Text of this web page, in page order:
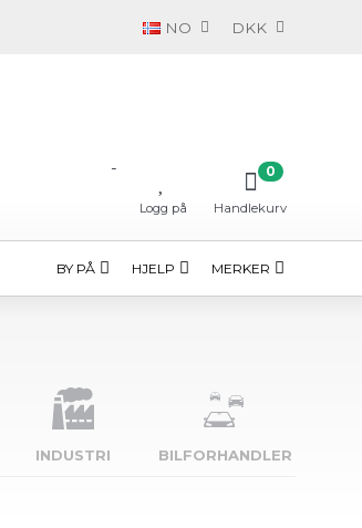
NO DKK
-
Logg på Handlekurv
0
BY PÅ HJELP MERKER
INDUSTRI BILFORHANDLER